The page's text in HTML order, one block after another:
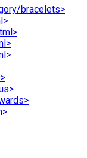
bracelets>